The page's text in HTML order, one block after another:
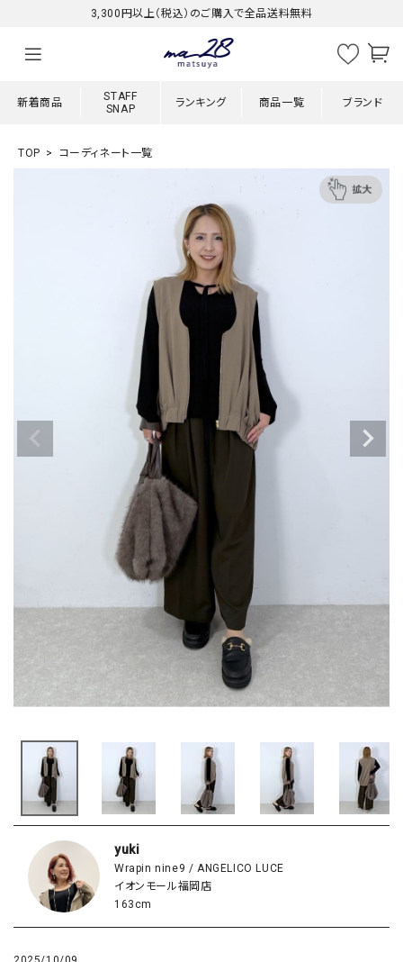
3,300円以上（税込）のご購入で全品送料無料
新着商品
STAFF
SNAP
ランキング 商品一覧 ブランド
TOP コーディネート一覧
yuki
Wrapin nine9 / ANGELICO LUCE
イオンモール福岡店
163cm